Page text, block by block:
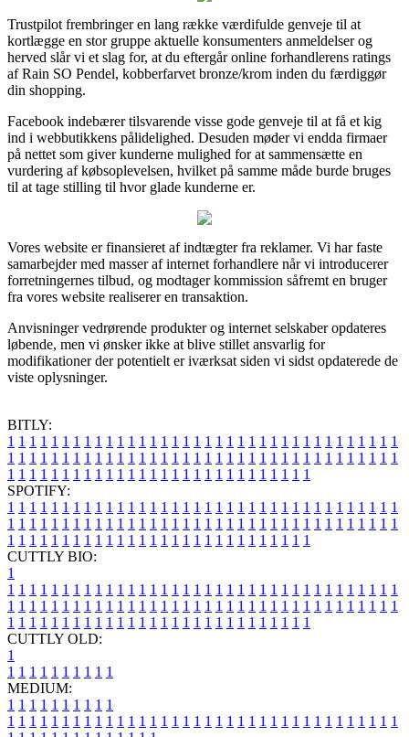
Trustpilot frembringer en lang række værdifulde genveje til at
kortlægge en stor gruppe aktuelle konsumenters anmeldelser og
herved slår vi et slag for, at du eftergår online forhandlerens ratings
af Rain SO Pendel, kobberfarvet bronze/krom inden du færdiggør
din shopping.
Facebook indebærer tilsvarende visse gode genveje til at få et kig
ind i webbutikkens pålidelighed. Desuden møder vi endda firmaer
på nettet som giver kunderne mulighed for at sammensætte en
vurdering af købsoplevelsen, hvilket på samme måde burde bruges
til at tage stilling til hvor glade kunderne er.
Vores website er finansieret af indtægter fra reklamer. Vi har faste
samarbejder med masser af internet forhandlere når vi introducerer
forretningernes tilbud, og modtager kommission såfremt en bruger
fra vores website realiserer en transaktion.
Anvisninger vedrørende produkter og internet selskaber opdateres
løbende, men vi ønsker ikke at blive stillet ansvarlig for
modifikationer der potentielt er iværksat siden vi sidst opdaterede de
viste oplysninger.
BITLY:
1 1 1 1 1 1 1 1 1 1 1 1 1 1 1 1 1 1 1 1 1 1 1 1 1 1 1 1 1 1 1 1 1 1 1 1
1 1 1 1 1 1 1 1 1 1 1 1 1 1 1 1 1 1 1 1 1 1 1 1 1 1 1 1 1 1 1 1 1 1 1 1
1 1 1 1 1 1 1 1 1 1 1 1 1 1 1 1 1 1 1 1 1 1 1 1 1 1 1 1
SPOTIFY:
1 1 1 1 1 1 1 1 1 1 1 1 1 1 1 1 1 1 1 1 1 1 1 1 1 1 1 1 1 1 1 1 1 1 1 1
1 1 1 1 1 1 1 1 1 1 1 1 1 1 1 1 1 1 1 1 1 1 1 1 1 1 1 1 1 1 1 1 1 1 1 1
1 1 1 1 1 1 1 1 1 1 1 1 1 1 1 1 1 1 1 1 1 1 1 1 1 1 1 1
CUTTLY BIO:
1
1 1 1 1 1 1 1 1 1 1 1 1 1 1 1 1 1 1 1 1 1 1 1 1 1 1 1 1 1 1 1 1 1 1 1 1
1 1 1 1 1 1 1 1 1 1 1 1 1 1 1 1 1 1 1 1 1 1 1 1 1 1 1 1 1 1 1 1 1 1 1 1
1 1 1 1 1 1 1 1 1 1 1 1 1 1 1 1 1 1 1 1 1 1 1 1 1 1 1 1
CUTTLY OLD:
1
1 1 1 1 1 1 1 1 1 1
MEDIUM:
1 1 1 1 1 1 1 1 1 1
1 1 1 1 1 1 1 1 1 1 1 1 1 1 1 1 1 1 1 1 1 1 1 1 1 1 1 1 1 1 1 1 1 1 1 1